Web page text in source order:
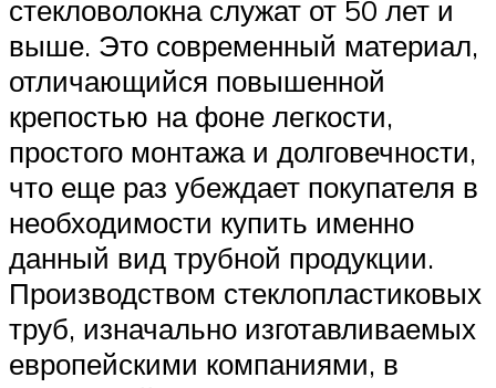
стекловолокна служат от 50 лет и
выше. Это современный материал,
отличающийся повышенной
крепостью на фоне легкости,
простого монтажа и долговечности,
что еще раз убеждает покупателя в
необходимости купить именно
данный вид трубной продукции.
Производством стеклопластиковых
труб, изначально изготавливаемых
европейскими компаниями, в